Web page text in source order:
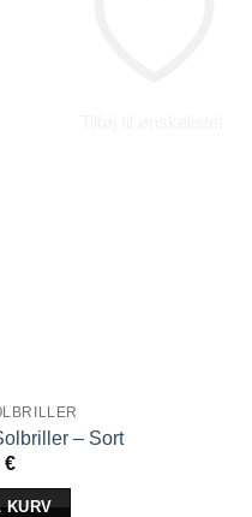
– Sort
€
KURV